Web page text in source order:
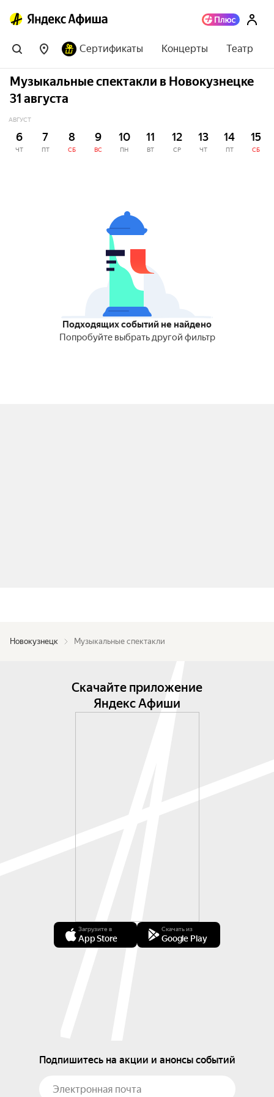
Сертификаты Концерты Театр
Музыкальные спектакли в Новокузнецке
31 августа
АВГУСТ
6
ЧТ
7
ПТ
8
СБ
9
ВС
10
ПН
11
ВТ
12
СР
13
ЧТ
14
ПТ
15
СБ
Подходящих событий не найдено
Попробуйте выбрать другой фильтр
Новокузнецк Музыкальные спектакли
Скачайте приложение
Яндекс Афиши
Загрузите в
App Store
Скачать из
Google Play
Подпишитесь на акции и анонсы событий